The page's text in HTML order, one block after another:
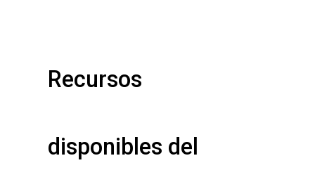
Recursos
disponibles del